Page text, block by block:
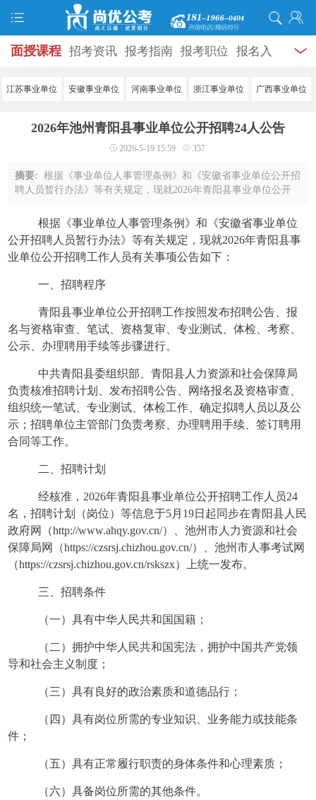
面授课程 招考资讯 报考指南 报考职位 报名入
口 打准考证 成绩查询 面试公告 录用公示 辅导
学员风采 名师团队
服务信息
江苏事业单位 安徽事业单位 河南事业单位 浙江事业单位 广西事业单位
2026年池州青阳县事业单位公开招聘24人公告
2026-5-19 15:59 357
摘要:根据《事业单位人事管理条例》和《安徽省事业单位公开招
聘人员暂行办法》等有关规定，现就2026年青阳县事业单位公开
公开招聘工作按照发布招聘公告、报名与 ...
根据《事业单位人事管理条例》和《安徽省事业单位
公开招聘人员暂行办法》等有关规定，现就2026年青阳县事
业单位公开招聘工作人员有关事项公告如下：
一、招聘程序
青阳县事业单位公开招聘工作按照发布招聘公告、报
名与资格审查、笔试、资格复审、专业测试、体检、考察、
公示、办理聘用手续等步骤进行。
中共青阳县委组织部、青阳县人力资源和社会保障局
负责核准招聘计划、发布招聘公告、网络报名及资格审查、
组织统一笔试、专业测试、体检工作、确定拟聘人员以及公
示；招聘单位主管部门负责考察、办理聘用手续、签订聘用
合同等工作。
二、招聘计划
经核准， 2026年青阳县事业单位公开招聘工作人员24
名，招聘计划（岗位）等信息于5月19日起同步在青阳县人民
政府网（http://www.ahqy.gov.cn/）、池州市人力资源和社会
保障局网（https://czsrsj.chizhou.gov.cn/）、池州市人事考试网
（https://czsrsj.chizhou.gov.cn/rskszx）上统一发布。
三、招聘条件
（一）具有中华人民共和国国籍；
（二）拥护中华人民共和国宪法，拥护中国共产党领
导和社会主义制度；
（三）具有良好的政治素质和道德品行；
（四）具有岗位所需的专业知识、业务能力或技能条
件；
（五）具有正常履行职责的身体条件和心理素质；
（六）具备岗位所需的其他条件。